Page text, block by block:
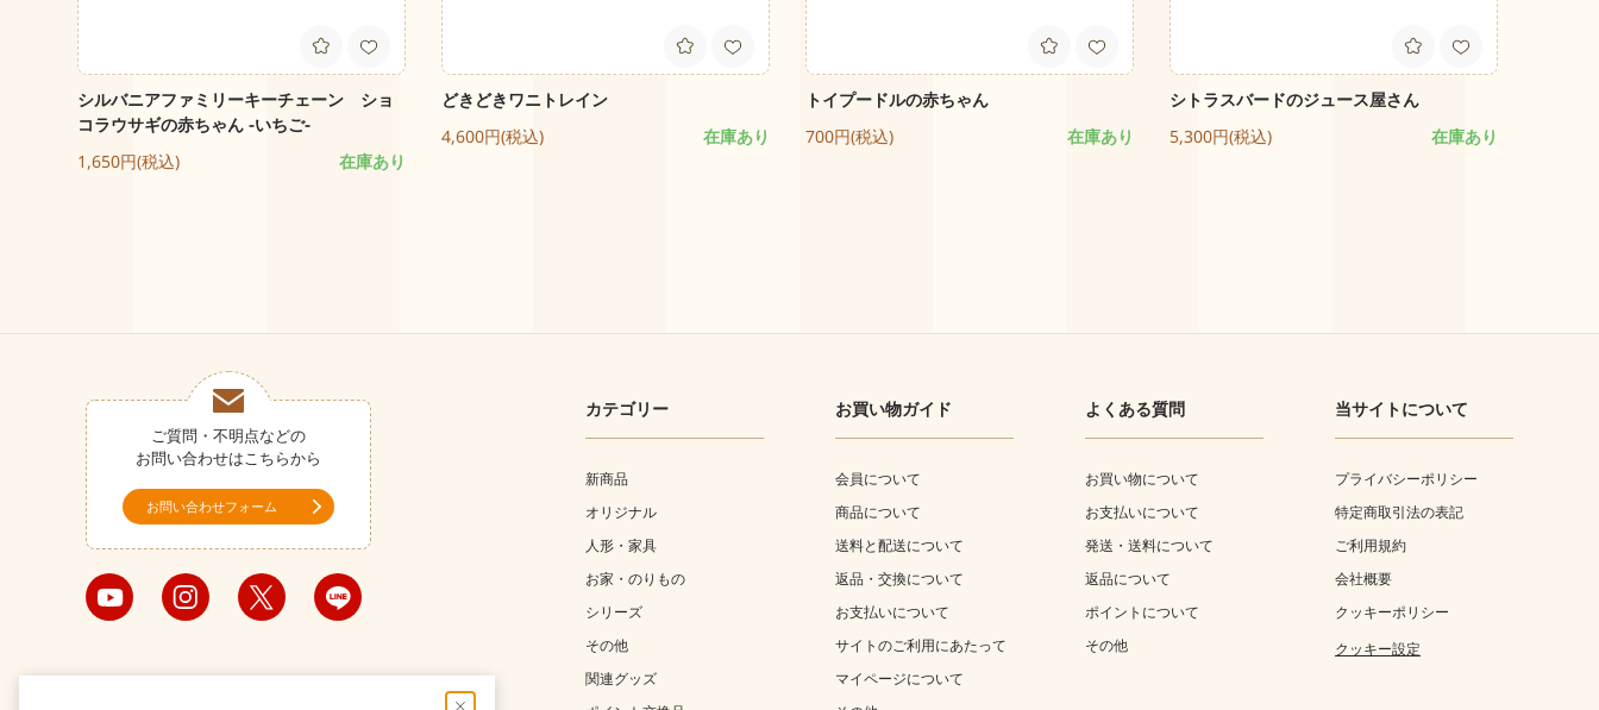
シルバニアファミリーキーチェーン ショ
コラウサギの赤ちゃん -いちご-
1,650円(税込)
在庫あり
どきどきワニトレイン
4,600円(税込)
在庫あり
トイプードルの赤ちゃん
700円(税込)
在庫あり
シトラスバードのジュース屋さん
5,300円(税込)
在庫あり
ご質問・不明点などの
お問い合わせはこちらから
お問い合わせフォーム
カテゴリー
新商品
オリジナル
人形・家具
お家・のりもの
シリーズ
その他
関連グッズ
お買い物ガイド
会員について
商品について
送料と配送について
返品・交換について
お支払いについて
サイトのご利用にあたって
マイページについて
よくある質問
お買い物について
お支払いについて
発送・送料について
返品について
ポイントについて
その他
当サイトについて
プライバシーポリシー
特定商取引法の表記
ご利用規約
会社概要
クッキーポリシー
クッキー設定